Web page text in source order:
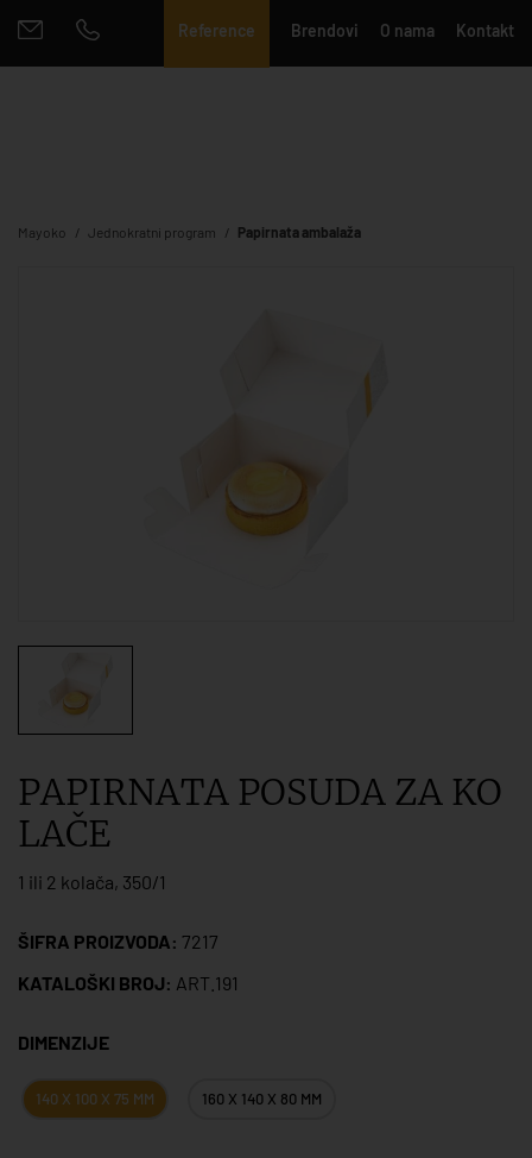
Reference Brendovi O nama Kontakt
Mayoko Jednokratni program Papirnata ambalaža
PAPIRNATA POSUDA ZA KO
LAČE
1 ili 2 kolača, 350/1
ŠIFRA PROIZVODA: 7217
KATALOŠKI BROJ: ART.191
DIMENZIJE
140 X 100 X 75 MM 160 X 140 X 80 MM